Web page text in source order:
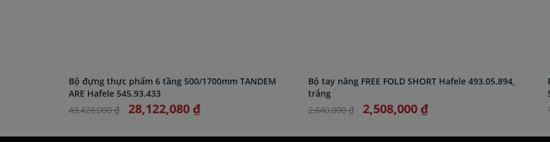
Bộ đựng thực phẩm 6 tầng 500/1700mm TANDEM
ARE Hafele 545.93.433
43,428,000 ₫
28,122,080 ₫
Bộ tay nâng FREE FOLD SHORT Hafele 493.05.894,
trắng
2,640,000 ₫
2,508,000 ₫